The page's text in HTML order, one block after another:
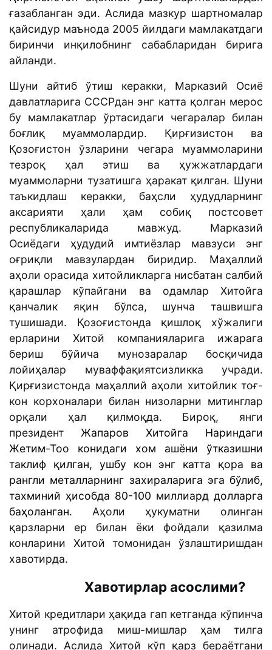
ғазабланган эди. Аслида мазкур шартномалар
қайсидур маънода 2005 йилдаги мамлакатдаги
биринчи инқилобнинг сабабларидан бирига
айланди.
Шуни айтиб ўтиш керакки, Марказий Осиё
давлатларига СССРдан энг катта қолган мерос
бу мамлакатлар ўртасидаги чегаралар билан
боғлиқ муаммолардир. Қирғизистон ва
Қозоғистон ўзларини чегара муаммоларини
тезроқ ҳал этиш ва ҳужжатлардаги
муаммоларни тузатишга ҳаракат қилган. Шуни
таъкидлаш керакки, баҳсли ҳудудларнинг
аксарияти ҳали ҳам собиқ постсовет
республикаларида мавжуд. Марказий
Осиёдаги ҳудудий имтиёзлар мавзуси энг
оғриқли мавзулардан биридир. Маҳаллий
аҳоли орасида хитойликларга нисбатан салбий
қарашлар кўпайгани ва одамлар Хитойга
қанчалик яқин бўлса, шунча ташвишга
тушишади. Қозоғистонда қишлоқ хўжалиги
ерларини Хитой компанияларига ижарага
бериш бўйича мунозаралар босқичида
лойиҳалар муваффақиятсизликка учради.
Қирғизистонда маҳаллий аҳоли хитойлик тоғ-
кон корхоналари билан низоларни митинглар
орқали ҳал қилмоқда. Бироқ, янги
президент Жапаров Хитойга Нариндаги
Жетим-Тоо конидаги хом ашёни ўтказишни
таклиф қилган, ушбу кон энг катта қора ва
рангли металларнинг захираларига эга бўлиб,
тахминий ҳисобда 80-100 миллиард долларга
баҳоланган. Аҳоли ҳукуматни олинган
қарзларни ер билан ёки фойдали қазилма
конларини Хитой томонидан ўзлаштиришдан
хавотирда.
Хавотирлар асослими?
Хитой кредитлари ҳақида гап кетганда кўпинча
унинг атрофида миш-мишлар ҳам тилга
олинади. Аслида Хитой кўп қарз бераётгани